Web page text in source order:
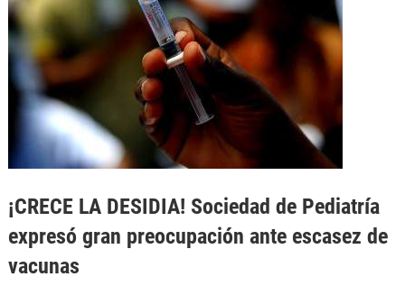
¡CRECE LA DESIDIA! Sociedad de Pediatría
expresó gran preocupación ante escasez de
vacunas